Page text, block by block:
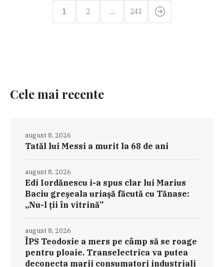
1 2 … 241
Cele mai recente
Tatăl lui Messi a murit la 68 de ani
august 8, 2026
Edi Iordănescu i-a spus clar lui Marius
Baciu greșeala uriașă făcută cu Tănase:
„Nu-l ții în vitrină”
august 8, 2026
ÎPS Teodosie a mers pe câmp să se roage
pentru ploaie. Transelectrica va putea
deconecta marii consumatori industriali
august 8, 2026